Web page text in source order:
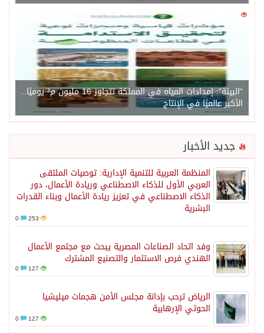
1471
“البيئة”: إمدادات المياه في المملكة تتجاوز 16 مليون م³ يوميًا..
الأكبر عالميًا في الإنتاج
جديد الأخبار
المنظمة العربية للتنمية الإدارية: توصيات الملتقى
العربي الأول للذكاء الاصطناعي وريادة الأعمال، دور
الذكاء الاصطناعي في تعزيز ريادة الأعمال وبناء القدرات
البشرية
253
وفد اتحاد الصناعات المصرية يبحث مع مجتمع الأعمال
الهندي فرص الاستثمار والتصنيع المشترك
127
الرياض ترحب بإدانة مجلس الأمن هجمات ميليشيا
الحوثي الإرهابية
127